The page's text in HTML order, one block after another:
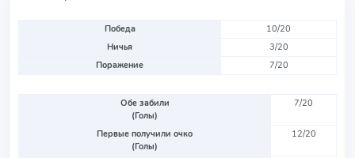
Победа
10/20
Ничья
3/20
Поражение
7/20
Обе забили
(Голы)
7/20
Первые получили очко
(Голы)
12/20